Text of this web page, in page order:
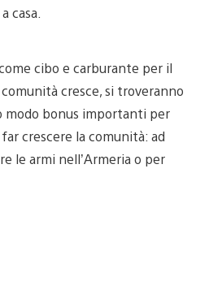
casa.
cibo e carburante per il
cresce, si troveranno
modo bonus importanti per
crescere la comunità: ad
le armi nell’Armeria o per